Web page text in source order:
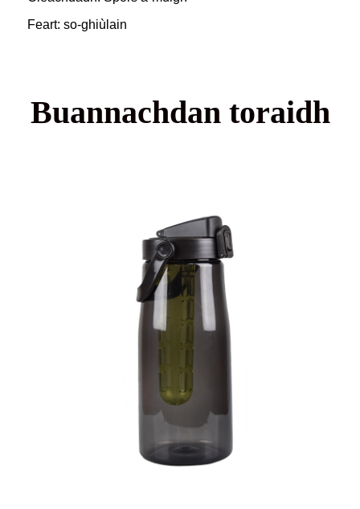
Feart: so-ghiùlain
Buannachdan toraidh